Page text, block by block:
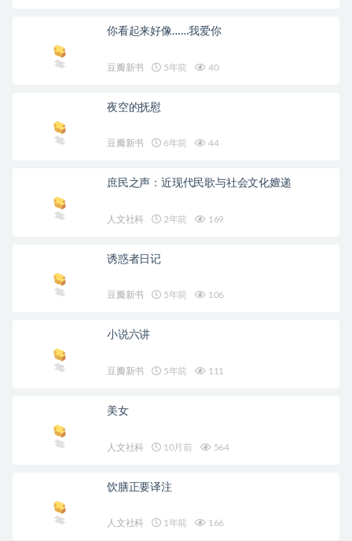
你看起来好像……我爱你
豆瓣新书 5年前 40
夜空的抚慰
豆瓣新书 6年前 44
庶民之声：近现代民歌与社会文化嬗递
人文社科 2年前 169
诱惑者日记
豆瓣新书 5年前 106
小说六讲
豆瓣新书 5年前 111
美女
人文社科 10月前 564
饮膳正要译注
人文社科 1年前 166